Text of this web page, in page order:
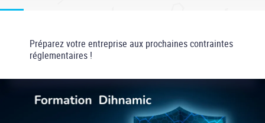
Préparez votre entreprise aux prochaines contraintes
réglementaires !